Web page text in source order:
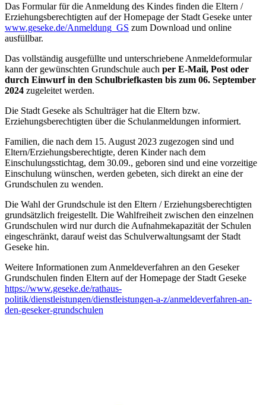
Das Formular für die Anmeldung des Kindes finden die Eltern /
Erziehungsberechtigten auf der Homepage der Stadt Geseke unter
www.geseke.de/Anmeldung_GS zum Download und online
ausfüllbar.
Das vollständig ausgefüllte und unterschriebene Anmeldeformular
kann der gewünschten Grundschule auch per E-Mail, Post oder
durch Einwurf in den Schulbriefkasten bis zum 06. September
2024 zugeleitet werden.
Die Stadt Geseke als Schulträger hat die Eltern bzw.
Erziehungsberechtigten über die Schulanmeldungen informiert.
Familien, die nach dem 15. August 2023 zugezogen sind und
Eltern/Erziehungsberechtigte, deren Kinder nach dem
Einschulungsstichtag, dem 30.09., geboren sind und eine vorzeitige
Einschulung wünschen, werden gebeten, sich direkt an eine der
Grundschulen zu wenden.
Die Wahl der Grundschule ist den Eltern / Erziehungsberechtigten
grundsätzlich freigestellt. Die Wahlfreiheit zwischen den einzelnen
Grundschulen wird nur durch die Aufnahmekapazität der Schulen
eingeschränkt, darauf weist das Schulverwaltungsamt der Stadt
Geseke hin.
Weitere Informationen zum Anmeldeverfahren an den Geseker
Grundschulen finden Eltern auf der Homepage der Stadt Geseke
https://www.geseke.de/rathaus-
politik/dienstleistungen/dienstleistungen-a-z/anmeldeverfahren-an-
den-geseker-grundschulen